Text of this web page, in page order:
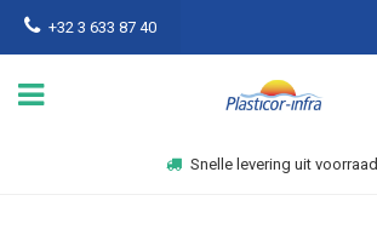
+32 3 633 87 40
Snelle levering uit voorraad